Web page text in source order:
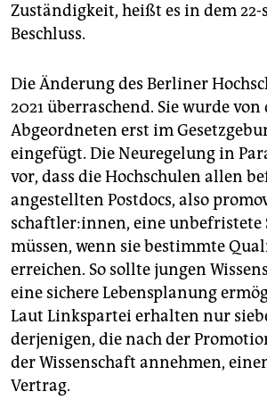
Zuständigkeit, heißt es in dem
Beschluss.
Die Änderung des Berliner
2021 überraschend. Sie wurde von
Abgeordneten erst im
eingefügt. Die Neuregelung in
vor, dass die Hochschulen allen
angestellten Postdocs, also
schaft­le­r:in­nen, eine unbefristete
müssen, wenn sie bestimmte
erreichen. So sollte jungen
eine sichere Lebensplanung
Laut Linkspartei erhalten nur
derjenigen, die nach der
der Wissenschaft annehmen,
Vertrag.